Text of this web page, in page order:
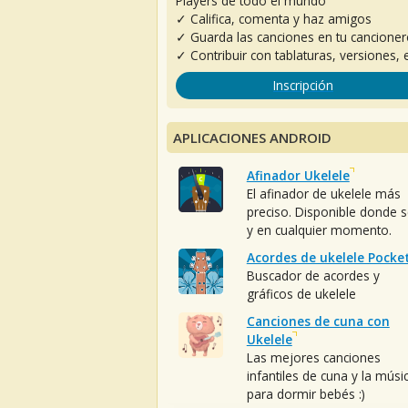
✓ Califica, comenta y haz amigos
✓ Guarda las canciones en tu
✓ Contribuir con tablaturas, versiones,
Inscripción
APLICACIONES ANDROID
Afinador Ukelele
El afinador de ukelele más
preciso. Disponible donde
y en cualquier momento.
Acordes de ukelele
Buscador de acordes y
gráficos de ukelele
Canciones de cuna con
Ukelele
Las mejores canciones
infantiles de cuna y la
para dormir bebés :)